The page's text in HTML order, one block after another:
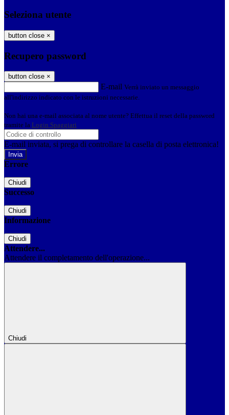
Seleziona utente
button close ×
Recupero password
button close ×
E-mail Verrà inviato un messaggio
all'indirizzo indicato con le istruzioni necessarie.
Non hai una e-mail associata al nome utente? Effettua il reset della password
tramite la Login Spaggiari
E-mail inviata, si prega di controllare la casella di posta elettronica!
Errore
Chiudi
Successo
Chiudi
Informazione
Chiudi
Attendere...
Attendere il completamento dell'operazione...
Chiudi